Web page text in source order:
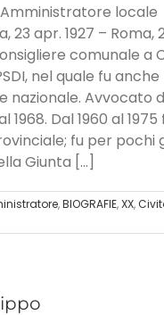
locale
23 apr. 1927 – Roma,
comunale a
nel quale fu
nazionale. Avvocato
1968. Dal 1960 al
fu per pochi
Giunta [...]
,BIOGRAFIE,XX,